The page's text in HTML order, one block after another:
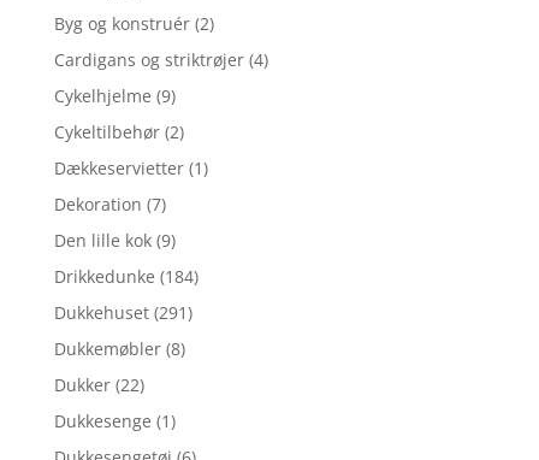
Byg og konstruér (2)
Cardigans og striktrøjer (4)
Cykelhjelme (9)
Cykeltilbehør (2)
Dækkeservietter (1)
Dekoration (7)
Den lille kok (9)
Drikkedunke (184)
Dukkehuset (291)
Dukkemøbler (8)
Dukker (22)
Dukkesenge (1)